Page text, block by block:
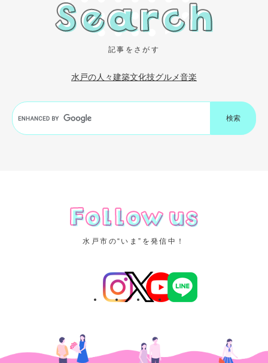
記事をさがす
水戸の人々建築文化技グルメ音楽
G
o
o
水戸市の“いま”を発信中！